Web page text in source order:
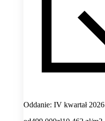
Oddanie: IV kwartał 2026